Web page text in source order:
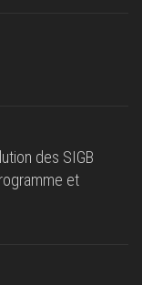
des SIGB
et